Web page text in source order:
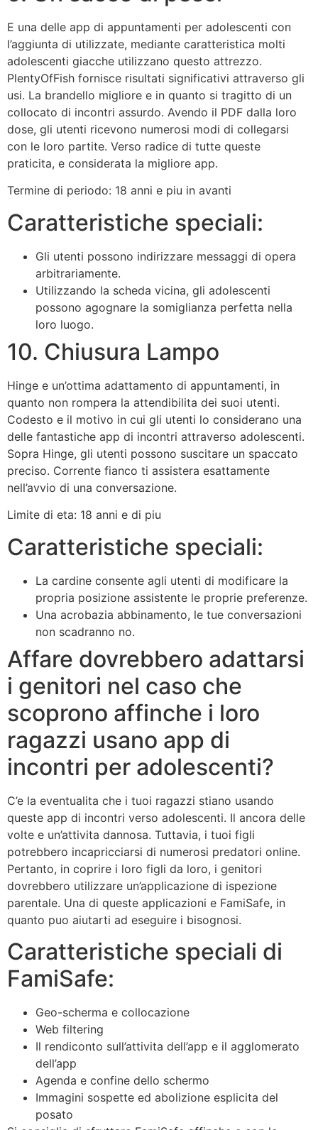
E una delle app di appuntamenti per adolescenti con
l’aggiunta di utilizzate, mediante caratteristica molti
adolescenti giacche utilizzano questo attrezzo.
PlentyOfFish fornisce risultati significativi attraverso gli
usi. La brandello migliore e in quanto si tragitto di un
collocato di incontri assurdo. Avendo il PDF dalla loro
dose, gli utenti ricevono numerosi modi di collegarsi
con le loro partite. Verso radice di tutte queste
praticita, e considerata la migliore app.
Termine di periodo: 18 anni e piu in avanti
Caratteristiche speciali:
Gli utenti possono indirizzare messaggi di opera
arbitrariamente.
Utilizzando la scheda vicina, gli adolescenti
possono agognare la somiglianza perfetta nella
loro luogo.
10. Chiusura Lampo
Hinge e un’ottima adattamento di appuntamenti, in
quanto non rompera la attendibilita dei suoi utenti.
Codesto e il motivo in cui gli utenti lo considerano una
delle fantastiche app di incontri attraverso adolescenti.
Sopra Hinge, gli utenti possono suscitare un spaccato
preciso. Corrente fianco ti assistera esattamente
nell’avvio di una conversazione.
Limite di eta: 18 anni e di piu
Caratteristiche speciali:
La cardine consente agli utenti di modificare la
propria posizione assistente le proprie preferenze.
Una acrobazia abbinamento, le tue conversazioni
non scadranno no.
Affare dovrebbero adattarsi
i genitori nel caso che
scoprono affinche i loro
ragazzi usano app di
incontri per adolescenti?
C’e la eventualita che i tuoi ragazzi stiano usando
queste app di incontri verso adolescenti. Il ancora delle
volte e un’attivita dannosa. Tuttavia, i tuoi figli
potrebbero incapricciarsi di numerosi predatori online.
Pertanto, in coprire i loro figli da loro, i genitori
dovrebbero utilizzare un’applicazione di ispezione
parentale. Una di queste applicazioni e FamiSafe, in
quanto puo aiutarti ad eseguire i bisognosi.
Caratteristiche speciali di
FamiSafe:
Geo-scherma e collocazione
Web filtering
Il rendiconto sull’attivita dell’app e il agglomerato
dell’app
Agenda e confine dello schermo
Immagini sospette ed abolizione esplicita del
posato